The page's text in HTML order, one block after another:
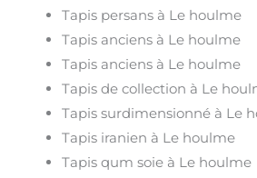
Tapis persans à Le houlme
Tapis anciens à Le houlme
Tapis anciens à Le houlme
Tapis de collection à Le
Tapis surdimensionné à Le
Tapis iranien à Le houlme
Tapis qum soie à Le houlme